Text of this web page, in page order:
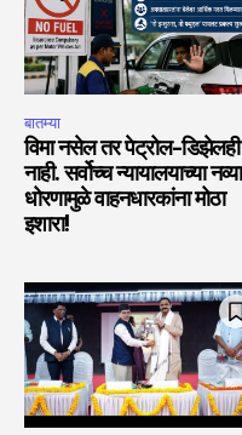
बातम्या
विमा नसेल तर पेट्रोल-डिझेलही
नाही. सर्वोच्च न्यायालयाच्या नव्या
धोरणामुळे वाहनधारकांना मोठा
इशारा!